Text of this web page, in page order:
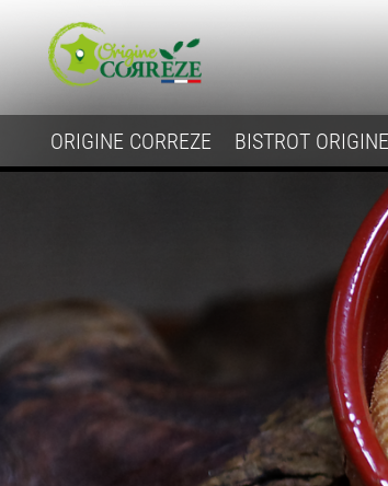
ORIGINE CORREZE BISTROT